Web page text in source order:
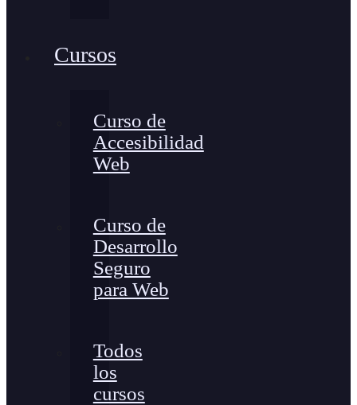
Cursos
Curso de
Accesibilidad
Web
Curso de
Desarrollo
Seguro
para Web
Todos
los
cursos